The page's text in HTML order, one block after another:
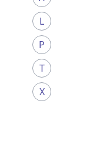
L
P
T
X